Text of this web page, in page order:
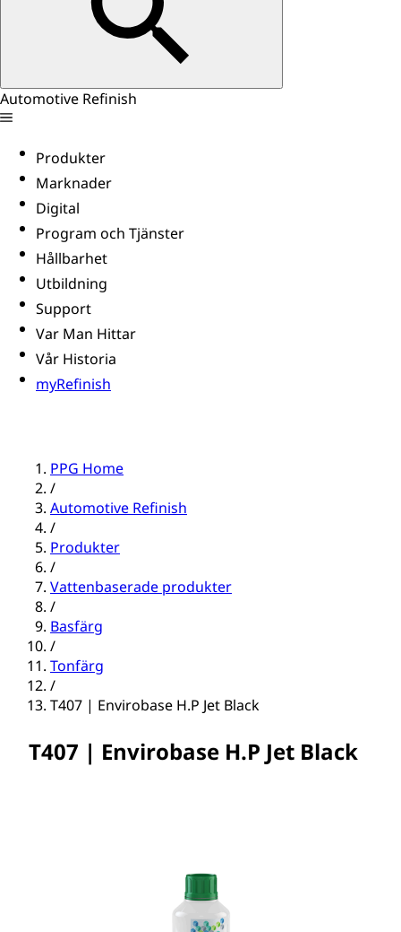
Automotive Refinish
Produkter
Marknader
Digital
Program och Tjänster
Hållbarhet
Utbildning
Support
Var Man Hittar
Vår Historia
myRefinish
PPG Home
/
Automotive Refinish
/
Produkter
/
Vattenbaserade produkter
/
Basfärg
/
Tonfärg
/
T407 | Envirobase H.P Jet Black
T407 | Envirobase H.P Jet Black